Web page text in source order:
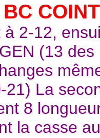
2-12,
(13
La
8
la casse